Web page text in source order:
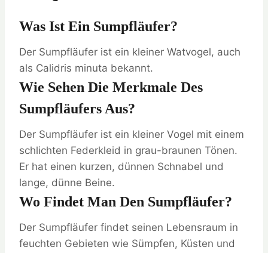
Was Ist Ein Sumpfläufer?
Der Sumpfläufer ist ein kleiner Watvogel, auch
als Calidris minuta bekannt.
Wie Sehen Die Merkmale Des
Sumpfläufers Aus?
Der Sumpfläufer ist ein kleiner Vogel mit einem
schlichten Federkleid in grau-braunen Tönen.
Er hat einen kurzen, dünnen Schnabel und
lange, dünne Beine.
Wo Findet Man Den Sumpfläufer?
Der Sumpfläufer findet seinen Lebensraum in
feuchten Gebieten wie Sümpfen, Küsten und